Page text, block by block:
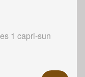
1 capri-sun